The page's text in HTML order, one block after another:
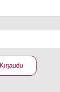
Kirjaudu